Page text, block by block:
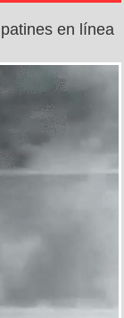
en línea